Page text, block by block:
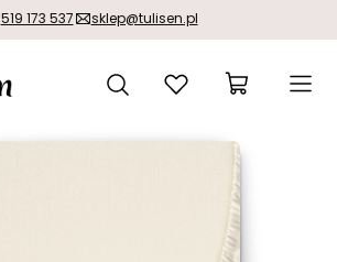
519 173 537 sklep@tulisen.pl